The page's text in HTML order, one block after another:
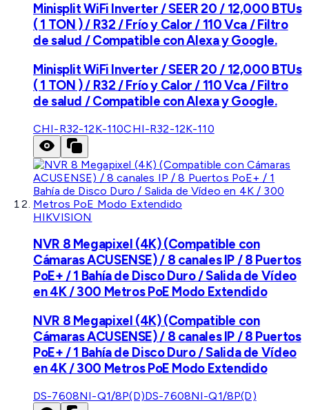
Minisplit WiFi Inverter / SEER 20 / 12,000 BTUs
( 1 TON ) / R32 / Frío y Calor / 110 Vca / Filtro
de salud / Compatible con Alexa y Google.
Minisplit WiFi Inverter / SEER 20 / 12,000 BTUs
( 1 TON ) / R32 / Frío y Calor / 110 Vca / Filtro
de salud / Compatible con Alexa y Google.
CHI-R32-12K-110CHI-R32-12K-110
HIKVISION
NVR 8 Megapixel (4K) (Compatible con
Cámaras ACUSENSE) / 8 canales IP / 8 Puertos
PoE+ / 1 Bahía de Disco Duro / Salida de Vídeo
en 4K / 300 Metros PoE Modo Extendido
NVR 8 Megapixel (4K) (Compatible con
Cámaras ACUSENSE) / 8 canales IP / 8 Puertos
PoE+ / 1 Bahía de Disco Duro / Salida de Vídeo
en 4K / 300 Metros PoE Modo Extendido
DS-7608NI-Q1/8P(D)DS-7608NI-Q1/8P(D)